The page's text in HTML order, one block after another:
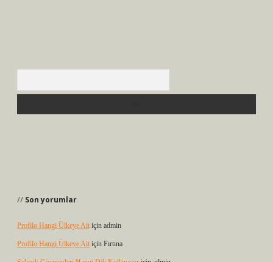
Son yorumlar
Profilo Hangi Ülkeye Ait için admin
Profilo Hangi Ülkeye Ait için Fırtına